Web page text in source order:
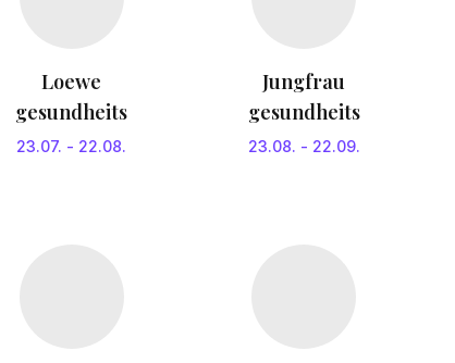
Loewe
gesundheits
23.07. - 22.08.
Jungfrau
gesundheits
23.08. - 22.09.